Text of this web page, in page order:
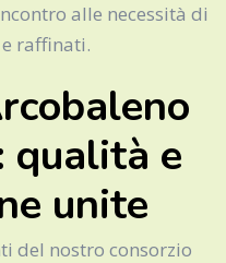
alle necessità di
raffinati.
qualità e
unite
del nostro consorzio